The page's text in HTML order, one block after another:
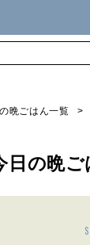
晩ごはん一覧
日の晩ご